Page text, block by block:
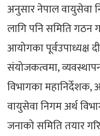
अनुसार नेपाल वायुसेवा
लागि पनि समिति गठन
आयोगका पूर्वउपाध्यक्ष
संयोजकत्वमा, व्यवस्थापन
विभागका महानिर्देशक,
वायुसेवा निगम अर्थ
जनाको समिति तयार